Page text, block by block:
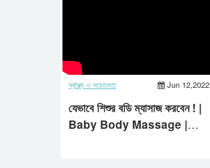
স্বাস্থ্য ও সচেতনতা Jun 12,2022
যেভাবে শিশুর বডি ম্যাসাজ করবেন ! |
Baby Body Massage |